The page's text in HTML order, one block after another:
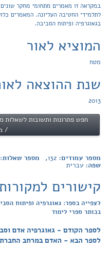
במקראה זו מאמרים מתחומי מחקר
לתלמידי החטיבה העליונה. המאמרים
בגאוגרפיה ופיתוח הסביבה.
המוציא לאור
מטח
שנת ההוצאה
2013
חפש פתרונות ותשובות לשאלות
/
מספר עמודים: 132, מספר שאלות:
שפה: עברית
קישורים
לצפייה בספר: גאוגרפיה ופיתוח
בכותר ספרי לימוד
לספר הקודם - גאוגרפיה אדם
לספר הבא - האדם במרחב